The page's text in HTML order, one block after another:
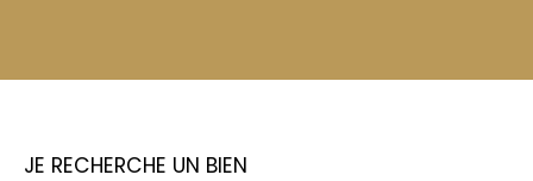
JE RECHERCHE UN BIEN